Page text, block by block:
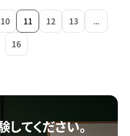
10 11 12 13
...
16
してください。